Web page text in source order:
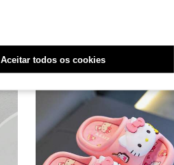
Aceitar todos os cookies